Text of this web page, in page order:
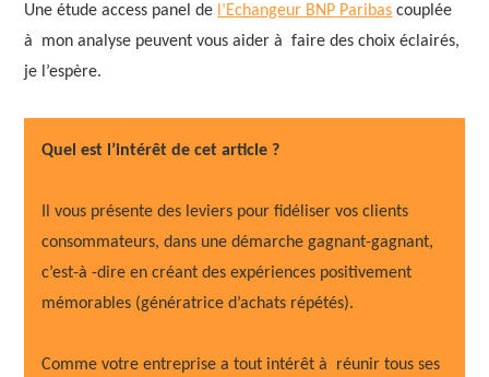
Une étude access panel de l’Echangeur BNP Paribas couplée
à mon analyse peuvent vous aider à faire des choix éclairés,
je l’espère.
Quel est l’intérêt de cet article ?
Il vous présente des leviers pour fidéliser vos clients
consommateurs, dans une démarche gagnant-gagnant,
c’est-à -dire en créant des expériences positivement
mémorables (génératrice d’achats répétés).
Comme votre entreprise a tout intérêt à réunir tous ses